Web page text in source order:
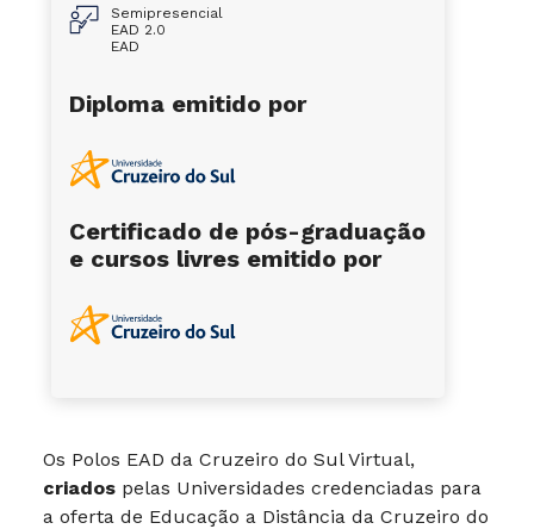
Os Polos EAD da Cruzeiro do Sul Virtual,
criados pelas Universidades credenciadas para
a oferta de Educação a Distância da Cruzeiro do
Semipresencial
EAD 2.0
EAD
Diploma emitido por
Certificado de pós-graduação
e cursos livres emitido por